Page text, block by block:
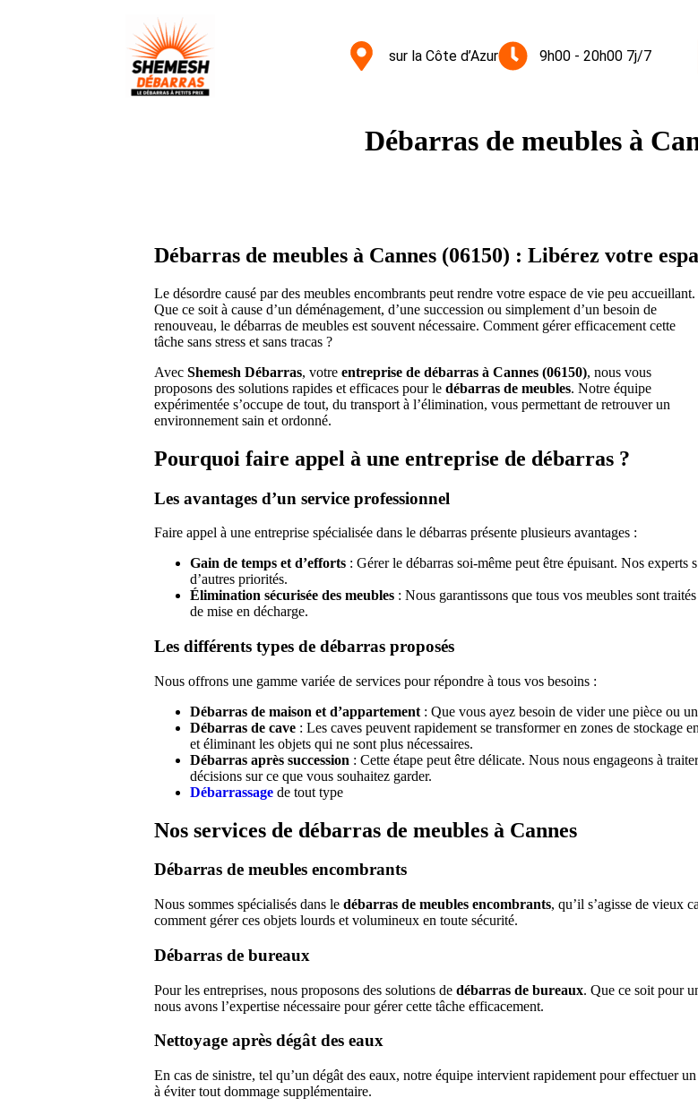
sur la Côte d’Azur 9h00 - 20h00 7j/7
Débarras de meubles à
Débarras de meubles à Cannes (06150) : Libérez votre
Le désordre causé par des meubles encombrants peut rendre votre espace de vie peu accueillant.
Que ce soit à cause d’un déménagement, d’une succession ou simplement d’un besoin de
renouveau, le débarras de meubles est souvent nécessaire. Comment gérer efficacement cette
tâche sans stress et sans tracas ?
Avec Shemesh Débarras, votre entreprise de débarras à Cannes (06150), nous vous
proposons des solutions rapides et efficaces pour le débarras de meubles. Notre équipe
expérimentée s’occupe de tout, du transport à l’élimination, vous permettant de retrouver un
environnement sain et ordonné.
Pourquoi faire appel à une entreprise de débarras ?
Les avantages d’un service professionnel
Faire appel à une entreprise spécialisée dans le débarras présente plusieurs avantages :
Gain de temps et d’efforts : Gérer le débarras soi-même peut être épuisant. Nos
d’autres priorités.
Élimination sécurisée des meubles : Nous garantissons que tous vos meubles sont
de mise en décharge.
Les différents types de débarras proposés
Nous offrons une gamme variée de services pour répondre à tous vos besoins :
Débarras de maison et d’appartement : Que vous ayez besoin de vider une pièce ou
Débarras de cave : Les caves peuvent rapidement se transformer en zones de stockage
et éliminant les objets qui ne sont plus nécessaires.
Débarras après succession : Cette étape peut être délicate. Nous nous engageons à
décisions sur ce que vous souhaitez garder.
Débarrassage de tout type
Nos services de débarras de meubles à Cannes
Débarras de meubles encombrants
Nous sommes spécialisés dans le débarras de meubles encombrants, qu’il s’agisse de vieux
comment gérer ces objets lourds et volumineux en toute sécurité.
Débarras de bureaux
Pour les entreprises, nous proposons des solutions de débarras de bureaux. Que ce soit pour
nous avons l’expertise nécessaire pour gérer cette tâche efficacement.
Nettoyage après dégât des eaux
En cas de sinistre, tel qu’un dégât des eaux, notre équipe intervient rapidement pour effectuer un
à éviter tout dommage supplémentaire.